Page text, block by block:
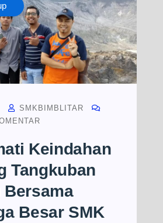
SMKBIMBLITAR
Keindahan
Tangkuban
Bersama
Besar SMK